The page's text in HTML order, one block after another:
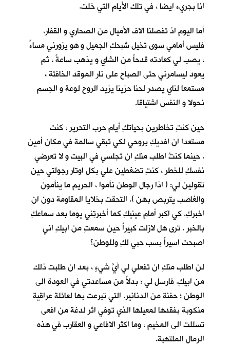
انا بجريء ايضا ، في تلك الأيام التي خلت.
أما اليوم اذ تفصلنا الاف الأميال من الصحاري و القفار،
فليس أمامي سوى تخيل شبحكِ الجميل و هو يزورني مساءً
، يصب لي كعادته قدحاً من الشاي و يذهب ساعةً ، ثم
يعود ليسامرني حتى الصباح على نار الموقد الخافتة ،
مستمعا لناي يصدر لحنا حزينا يزيد الروح لوعة و الجسم
نحولا و النفس اشتياقا.
حين كنتِ تخاطرين بحياتكِ أيام حرب التحرير ، كنت
مستعدا ان افديكِ بروحي لكي تبقي سالمة في مكان أمين
. حينما كنتُ اطلب منكِ ان تجلسي في البيت و لا تعرضي
نفسكِ للخطر ، كنتِ تضغطين علي بكل اوتار رجولتي حين
تقولين لي: ( اذا رجال الوطن نأموا ، الحريم ما ينأمون
والغاصب يتربص بهن ). التحقت بخلايا المقاومة دون ان
اخبركِ. كي اكبر أمام عينيكِ كما أخبرتِني يوما بعد سماعكِ
بالخبر . ترى هل لازلت كبيراً حين سمعتِ من ابيكِ اني
اصبحت اسيراً بسب حبي لكِ وللوطن؟
لن اطلب منكِ ان تفعلي لي أيَّ شيءٍ ، بعد ان طلبت ذلك
من ابيكِ. فارسل لي ؛ بدلاً من مساعدتي في العودة الى
الوطن ؛ حفنة من الدنانير. التي تبرعت بها لعائلة عراقية
منكوبة بفقدها لمعيلها الذي توفي اثر لدغة من افعى
تسللت الى المخيم ، وما اكثر الافاعي و العقارب في هذه
الرمال الملتهبة.